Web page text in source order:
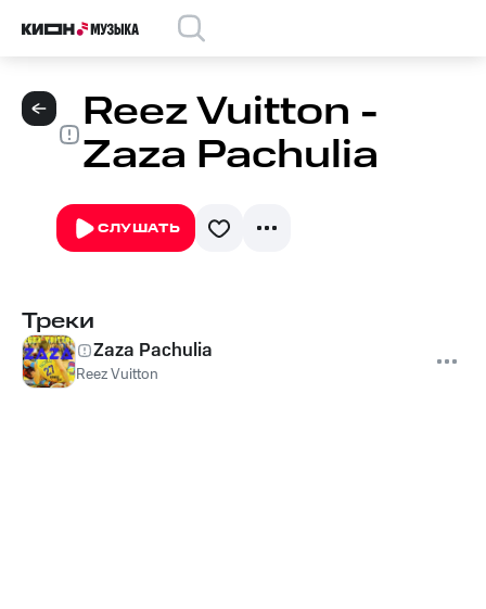
Reez Vuitton -
Zaza Pachulia
СЛУШАТЬ
Треки
Zaza Pachulia
Reez Vuitton